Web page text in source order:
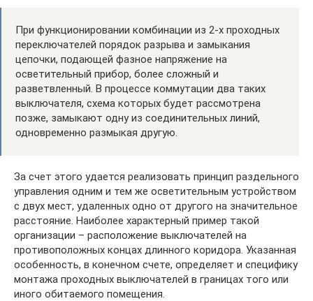
При функционировании комбинации из 2-х проходных
переключателей порядок разрыва и замыкания
цепочки, подающей фазное напряжение на
осветительный прибор, более сложный и
разветвленный. В процессе коммутации два таких
выключателя, схема которых будет рассмотрена
позже, замыкают одну из соединительных линий,
одновременно размыкая другую.
За счет этого удается реализовать принцип раздельного
управления одним и тем же осветительным устройством
с двух мест, удаленных одно от другого на значительное
расстояние. Наиболее характерный пример такой
организации – расположение выключателей на
противоположных концах длинного коридора. Указанная
особенность, в конечном счете, определяет и специфику
монтажа проходных выключателей в границах того или
иного обитаемого помещения.